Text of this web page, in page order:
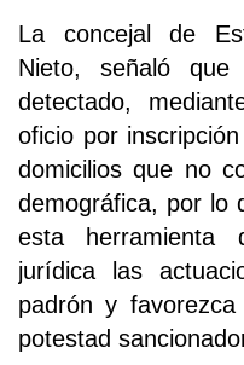
La concejal de
Nieto, señaló
detectado,
oficio por
domicilios que no
demográfica, por lo
esta herramienta
jurídica las
padrón y
potestad